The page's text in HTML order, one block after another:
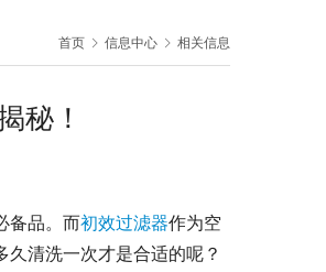
首页 信息中心 相关信息
秘！
备品。而初效过滤器作为空
清洗一次才是合适的呢？